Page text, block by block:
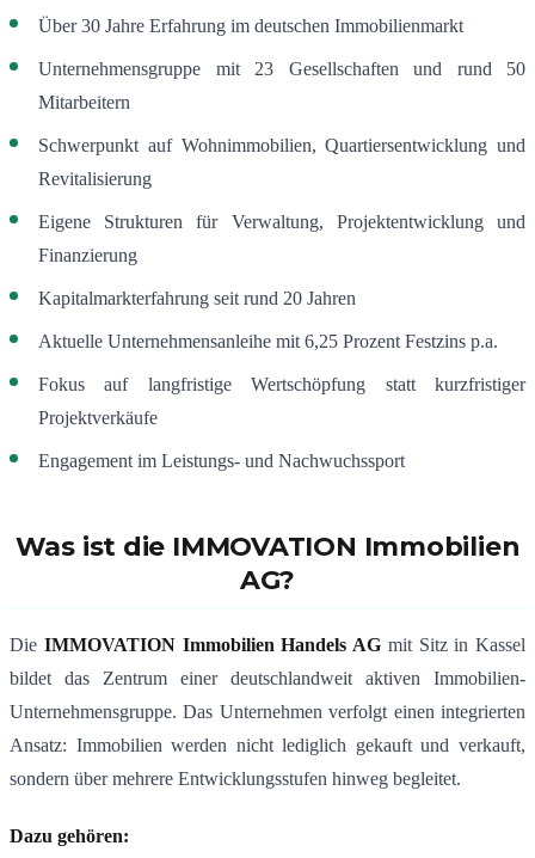
Über 30 Jahre Erfahrung im deutschen Immobilienmarkt
Unternehmensgruppe mit 23 Gesellschaften und rund 50
Mitarbeitern
Schwerpunkt auf Wohnimmobilien, Quartiersentwicklung und
Revitalisierung
Eigene Strukturen für Verwaltung, Projektentwicklung und
Finanzierung
Kapitalmarkterfahrung seit rund 20 Jahren
Aktuelle Unternehmensanleihe mit 6,25 Prozent Festzins p.a.
Fokus auf langfristige Wertschöpfung statt kurzfristiger
Projektverkäufe
Engagement im Leistungs- und Nachwuchssport
Was ist die IMMOVATION Immobilien
AG?
Die IMMOVATION Immobilien Handels AG mit Sitz in Kassel
bildet das Zentrum einer deutschlandweit aktiven Immobilien-
Unternehmensgruppe. Das Unternehmen verfolgt einen integrierten
Ansatz: Immobilien werden nicht lediglich gekauft und verkauft,
sondern über mehrere Entwicklungsstufen hinweg begleitet.
Dazu gehören: